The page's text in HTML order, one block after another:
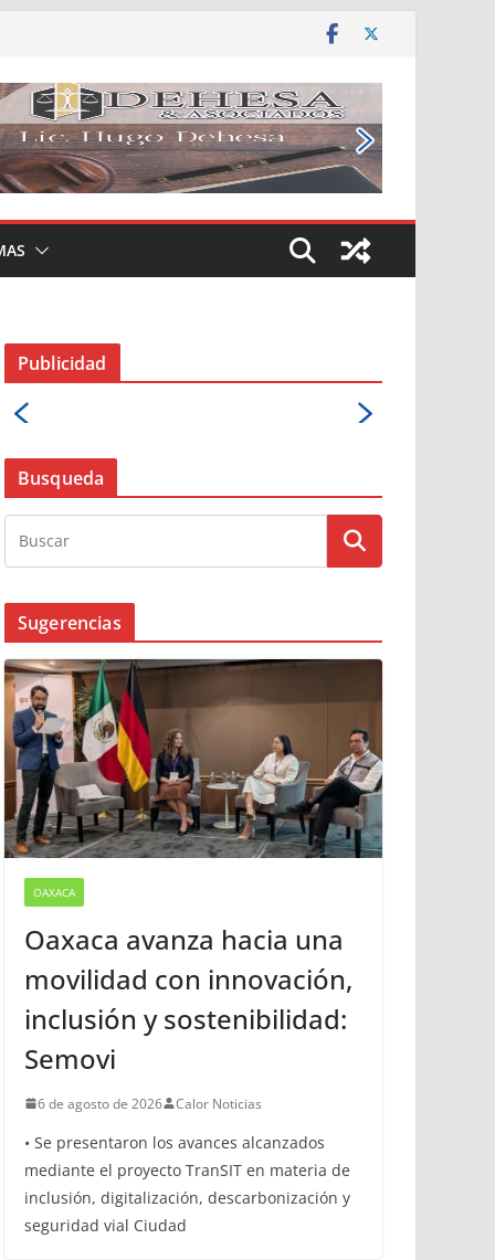
Publicidad
Busqueda
Sugerencias
OAXACA
Oaxaca avanza hacia una
movilidad con innovación,
inclusión y sostenibilidad:
Semovi